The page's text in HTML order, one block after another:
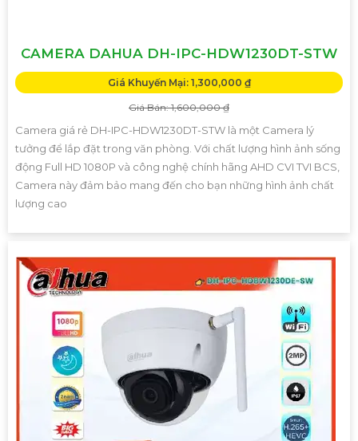
CAMERA DAHUA DH-IPC-HDW1230DT-STW
Giá Khuyến Mại: 1,300,000 ₫
Giá Bán: 1,600,000 ₫
Camera giá rẻ DH-IPC-HDW1230DT-STW là một Camera lý
tưởng để lắp đặt trong văn phòng. Với chất lượng hình ảnh sống
động Full HD 1080P và công nghệ chính hãng AHD CVI TVI BCS,
Camera này đảm bảo mang đến cho bạn những hình ảnh chất
lượng cao